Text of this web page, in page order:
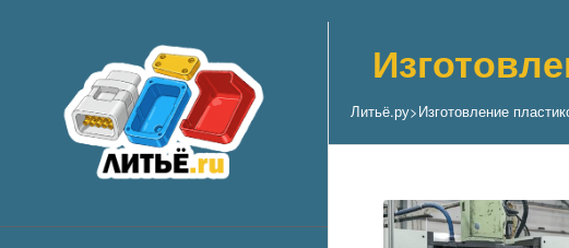
Литьё.ру>Изготовление